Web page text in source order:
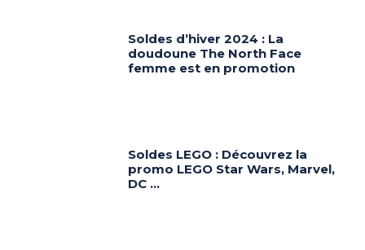
Soldes d’hiver 2024 : La
doudoune The North Face
femme est en promotion
Soldes LEGO : Découvrez la
promo LEGO Star Wars, Marvel,
DC …